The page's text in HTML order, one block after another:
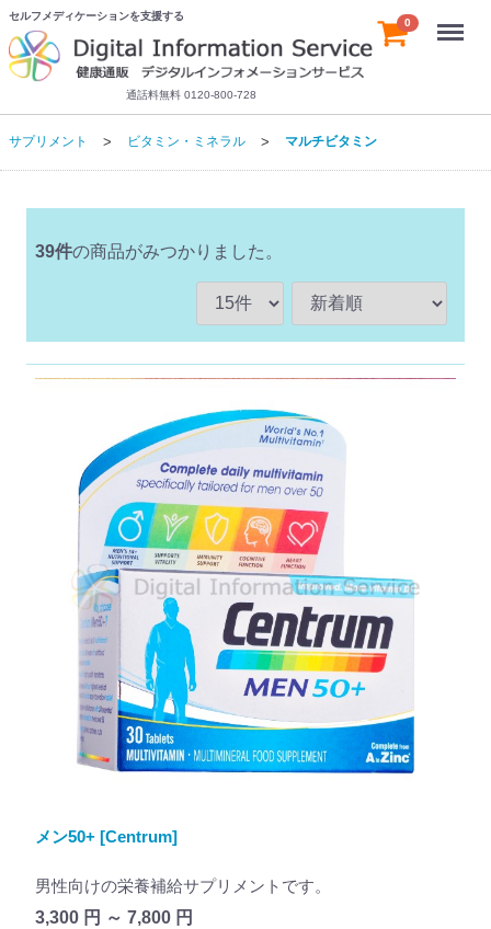
セルフメディケーションを支援する
通話料無料 0120-800-728
0 Menu
サプリメント ビタミン・ミネラル マルチビタミン
39件の商品がみつかりました。
メン50+ [Centrum]
男性向けの栄養補給サプリメントです。
3,300 円 ～ 7,800 円